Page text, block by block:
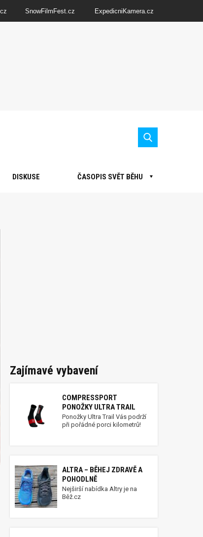
SnowFilmFest.cz ExpedicniKamera.cz
DISKUSE ČASOPIS SVĚT BĚHU
Zajímavé vybavení
COMPRESSPORT
PONOŽKY ULTRA TRAIL
Ponožky Ultra Trail Vás podrží
při pořádné porci kilometrů!
ALTRA – BĚHEJ ZDRAVĚ A
POHODLNĚ
Nejširší nabídka Altry je na
Běž.cz